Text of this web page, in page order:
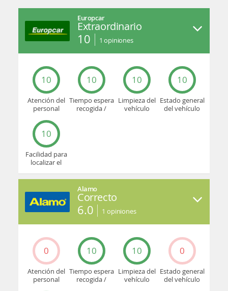
Europcar
Extraordinario
10 1 opiniones
10
Atención del
personal
10
Tiempo espera
recogida /
10
Limpieza del
vehículo
10
Estado general
del vehículo
10
Facilidad para
localizar el
oficina
Alamo
Correcto
6.0 1 opiniones
0
Atención del
personal
10
Tiempo espera
recogida /
10
Limpieza del
vehículo
0
Estado general
del vehículo